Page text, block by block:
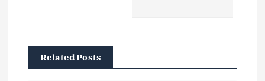
Related Posts